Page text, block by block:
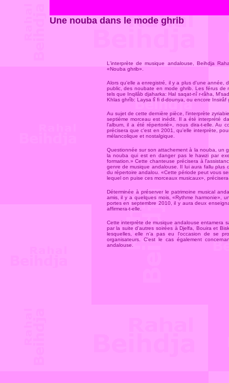
Une nouba dans le mode ghrib
L'interprète de musique andalouse, Beihdja
«Nouba ghrib».
Alors qu'elle a enregistré, il y a plus d'une année,
public, des noubate en mode ghrib. Les férus de
tels que Inqilâb djaharka: Hal saqat-nî r-râha,
Khlas ghrîb: Laysa lî fi d-dounya, ou encore Insirâf
Au sujet de cette dernière pièce, l'interprète
septième morceau est inédit. Il a été interprété
l'album, il a été répertorié», nous dira-t-elle. Au
précisera que c'est en 2001, qu'elle interprète,
mélancolique et nostalgique.
Questionnée sur son attachement à la nouba, un
la nouba qui est en danger pas le hawzi par
formation.» Cette chanteuse précisera à
genre de musique andalouse. Il lui aura fallu plus
du répertoire andalou. «Cette période peut vous
lequel on puise ces morceaux musicaux»,
Déterminée à préserver le patrimoine musical
amis, il y a quelques mois, «Rythme harmonie»,
portes en septembre 2010, il y aura deux
affirmera-t-elle.
Cette interprète de musique andalouse entamera
par la suite d'autres soirées à Djelfa, Bouira et
lesquelles, elle n'a pas eu l'occasion de se
organisateurs. C'est le cas également
andalouse